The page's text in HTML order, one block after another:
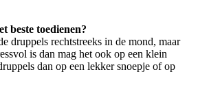
beste toedienen?
druppels rechtstreeks in de mond, maar
is dan mag het ook op een klein
dan op een lekker snoepje of op